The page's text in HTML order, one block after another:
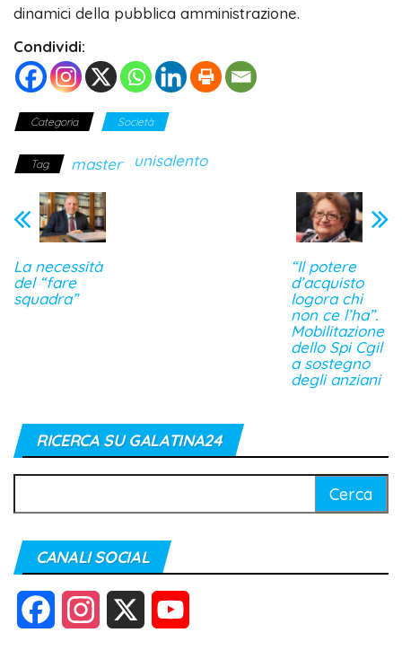
dinamici della pubblica amministrazione.
Condividi:
Categoria Società
Tag master unisalento
La necessità
del “fare
squadra”
“Il potere
d’acquisto
logora chi
non ce l’ha”.
Mobilitazione
dello Spi Cgil
a sostegno
degli anziani
RICERCA SU GALATINA24
per:
CANALI SOCIAL